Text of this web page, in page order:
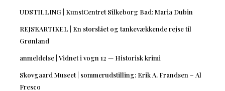
UDSTILLING | KunstCentret Silkeborg Bad: Maria Dubin
REJSEARTIKEL | En storslået og tankevækkende rejse til
Grønland
anmeldelse | Vidnet i vogn 12 — Historisk krimi
Skovgaard Museet | sommerudstilling: Erik A. Frandsen – Al
Fresco